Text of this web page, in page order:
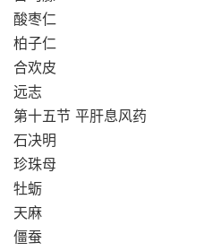
酸枣仁
柏子仁
合欢皮
远志
第十五节 平肝息风药
石决明
珍珠母
牡蛎
天麻
僵蚕